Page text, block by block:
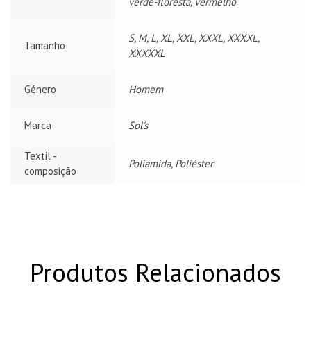
Tamanho
S, M, L, XL, XXL, XXXL, XXXXL,
XXXXXL
Género Homem
Marca Sol's
Textil -
composição
Poliamida, Poliéster
Produtos Relacionados